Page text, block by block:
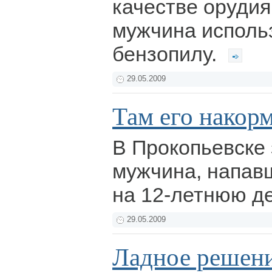
качестве
мужчина
бензопилу.
29.05.2009
Там его
В
мужчина,
на 12-летнюю
29.05.2009
Ладное